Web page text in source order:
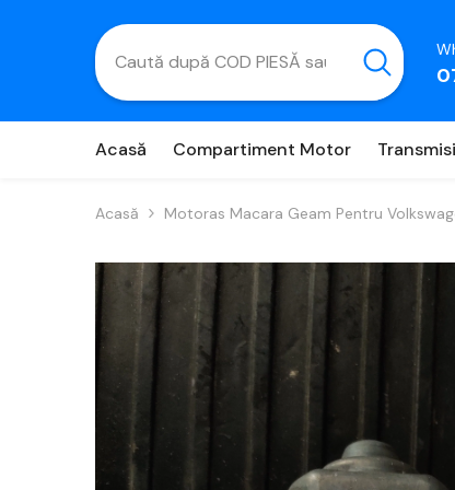
Acasă Compartiment Motor
Acasă Motoras Macara Geam Pentru